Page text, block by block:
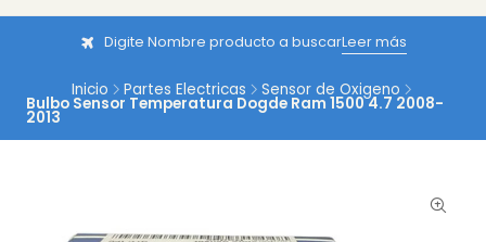
Digite Nombre producto a buscarLeer más
Inicio Partes Electricas Sensor de Oxigeno
Bulbo Sensor Temperatura Dogde Ram 1500 4.7 2008-
2013